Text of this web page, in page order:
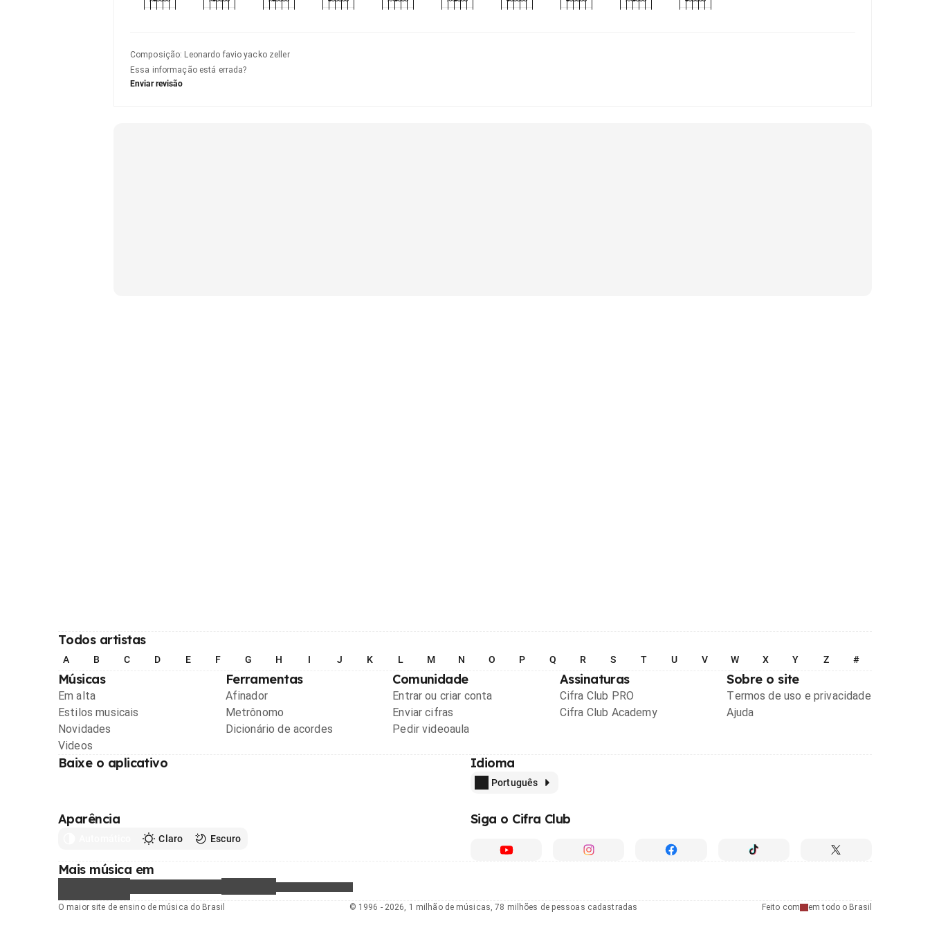
Composição: Leonardo favio yacko zeller
Essa informação está errada?
Enviar revisão
Todos artistas
A B C D E F G H I J K L M N O P Q R S T U V W X Y Z #
Músicas
Em alta
Estilos musicais
Novidades
Videos
Ferramentas
Afinador
Metrônomo
Dicionário de acordes
Comunidade
Entrar ou criar conta
Enviar cifras
Pedir videoaula
Assinaturas
Cifra Club PRO
Cifra Club Academy
Sobre o site
Termos de uso e privacidade
Ajuda
Baixe o aplicativo Idioma
Português
Aparência
Claro Escuro
Siga o Cifra Club
Mais música em
O maior site de ensino de música do Brasil Feito com em todo o Brasil
© 1996 - 2026, 1 milhão de músicas, 78 milhões de pessoas cadastradas